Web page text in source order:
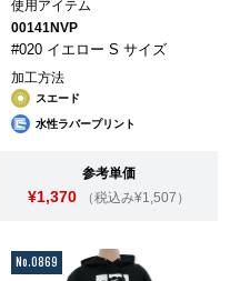
使用アイテム
00141NVP
#020 イエロー S サイズ
加工方法
スエード
水性ラバープリント
参考単価
¥1,370 （税込み¥1,507）
No.0869